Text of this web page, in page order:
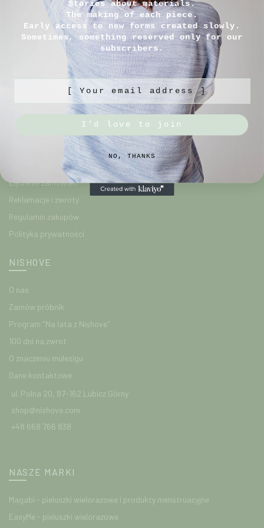
MOJE KONTO
INFORMACJE
Czasy realizacji zamówień
Koszt dostawy
Łączenie zamówień
Reklamacje i zwroty
Regulamin zakupów
Polityka prywatności
NISHOVE
O nas
Zamów próbnik
Program "Na lata z Nishove"
100 dni na zwrot
O znaczeniu mulesigu
Dane kontaktowe
ul. Polna 20, 87-162 Lubicz Górny
shop@nishove.com
+48 668 766 838
NASZE MARKI
Magabi - pieluszki wielorazowe i produkty menstruacyjne
EasyMe - pieluszki wielorazowe
Stories about materials.
The making of each piece.
Early access to new forms created slowly.
Sometimes, something reserved only for our
subscribers.
[ Your email address ]
I’d love to join
NO, THANKS